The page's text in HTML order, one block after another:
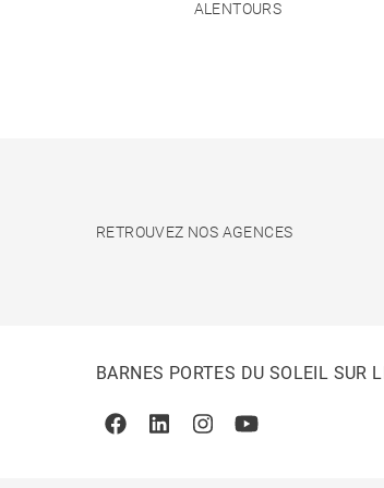
ALENTOURS
RETROUVEZ NOS AGENCES
BARNES PORTES DU SOLEIL SUR
FacebookLinkedinInstagramYoutube